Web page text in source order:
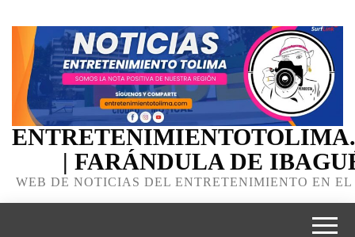
| FARÁNDULA DE
WEB DE NOTICIAS DEL ENTRETENIMIENTO EN